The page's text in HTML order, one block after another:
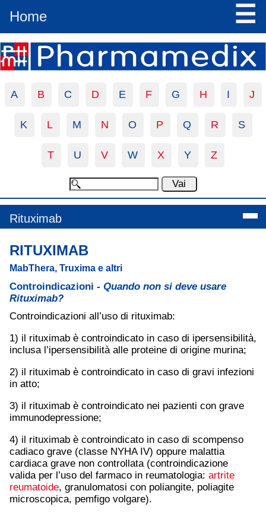
Home ☰
A B C D E F G H I J
K L M N O P Q R S
T U V W X Y Z
Rituximab
RITUXIMAB
MabThera, Truxima e altri
Controindicazioni - Quando non si deve usare
Rituximab?
Controindicazioni all’uso di rituximab:
1) il rituximab è controindicato in caso di ipersensibilità,
inclusa l’ipersensibilità alle proteine di origine murina;
2) il rituximab è controindicato in caso di gravi infezioni
in atto;
3) il rituximab è controindicato nei pazienti con grave
immunodepressione;
4) il rituximab è controindicato in caso di scompenso
cadiaco grave (classe NYHA IV) oppure malattia
cardiaca grave non controllata (controindicazione
valida per l’uso del farmaco in reumatologia: artrite
reumatoide, granulomatosi con poliangite, poliagite
microscopica, pemfigo volgare).